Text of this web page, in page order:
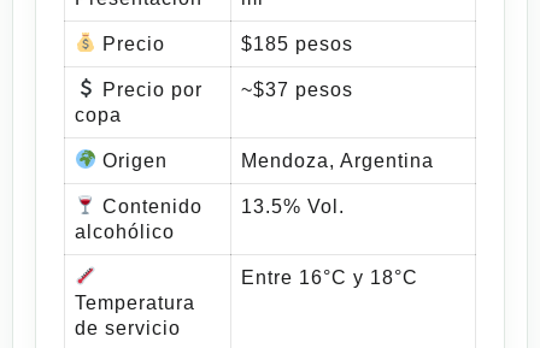
Precio $185 pesos
Precio por
copa
~$37 pesos
Origen Mendoza, Argentina
Contenido
alcohólico
13.5% Vol.
Temperatura
de servicio
Entre 16°C y 18°C